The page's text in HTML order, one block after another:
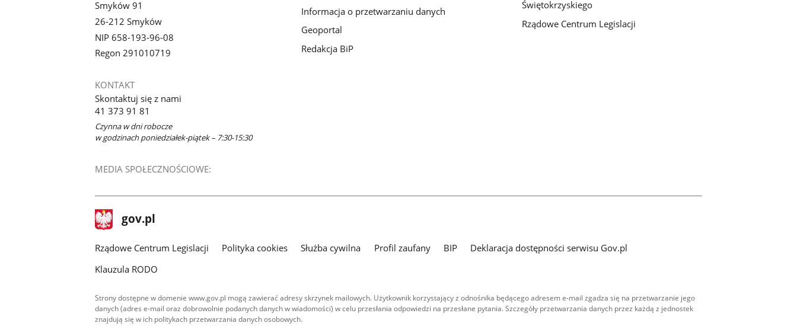
Smyków 91
26-212 Smyków
NIP 658-193-96-08
Regon 291010719
KONTAKT
Skontaktuj się z nami
41 373 91 81
Czynna w dni robocze
w godzinach poniedziałek-piątek – 7:30-15:30
MEDIA SPOŁECZNOŚCIOWE:
Informacja o przetwarzaniu danych
Geoportal
Redakcja BiP
Świętokrzyskiego
Rządowe Centrum Legislacji
stopka
gov.pl Strona
gov.pl
Rządowe Centrum Legislacji Polityka cookies Służba cywilna Profil zaufany BIP
Deklaracja dostępności serwisu Gov.pl
Klauzula RODO
Strony dostępne w domenie www.gov.pl mogą zawierać adresy skrzynek mailowych. Użytkownik korzystający z odnośnika będącego adresem e-mail zgadza się na przetwarzanie jego
danych (adres e-mail oraz dobrowolnie podanych danych w wiadomości) w celu przesłania odpowiedzi na przesłane pytania. Szczegóły przetwarzania danych przez każdą z jednostek
znajdują się w ich politykach przetwarzania danych osobowych.